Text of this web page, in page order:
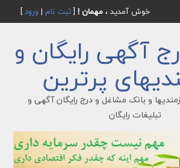
خوش آمدید ، مهمان ![ثبت نام | ورود]
آگهی رایگان و
پرترین
و بانک مشاغل و درج رایگان آگهی و
تبلیغات رایگان